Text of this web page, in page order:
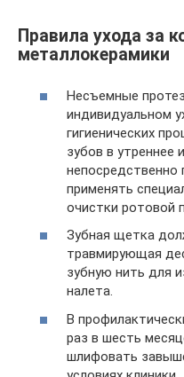
Правила ухода за
металлокерамики
Несъемные
индивидуальном
гигиенических
зубов в утреннее
непосредственно
применять
очистки ротовой
Зубная щетка
травмирующая
зубную нить для
налета.
В
раз в шесть
шлифовать